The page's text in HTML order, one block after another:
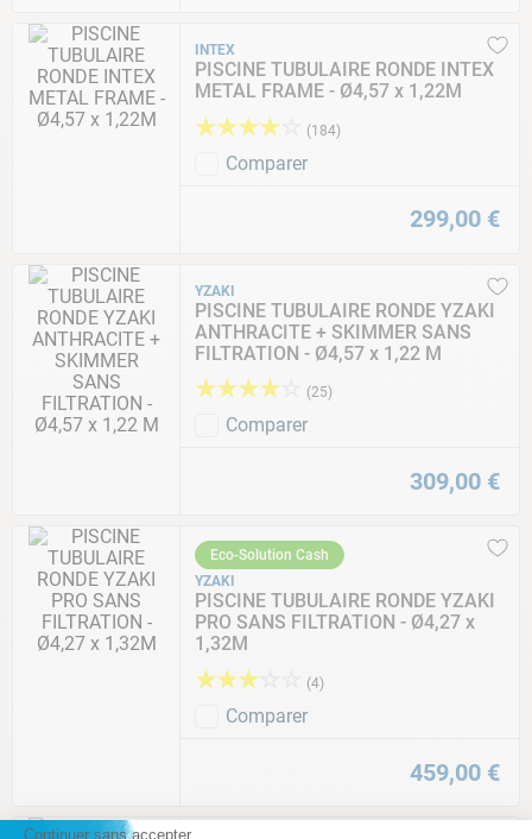
INTEX
PISCINE TUBULAIRE RONDE INTEX
METAL FRAME - Ø4,57 x 1,22M
★★★★ (184)
Comparer
299,00 €
YZAKI
PISCINE TUBULAIRE RONDE YZAKI
ANTHRACITE + SKIMMER SANS
FILTRATION - Ø4,57 x 1,22 M
★★★★ (25)
Comparer
309,00 €
Eco-Solution Cash
YZAKI
PISCINE TUBULAIRE RONDE YZAKI
PRO SANS FILTRATION - Ø4,27 x
1,32M
★★★ (4)
Comparer
459,00 €
Continuer sans accepter